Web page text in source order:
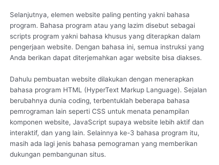
Selanjutnya, elemen website paling penting yakni bahasa
program. Bahasa program atau yang lazim disebut sebagai
scripts program yakni bahasa khusus yang diterapkan dalam
pengerjaan website. Dengan bahasa ini, semua instruksi yang
Anda berikan dapat diterjemahkan agar website bisa diakses.
Dahulu pembuatan website dilakukan dengan menerapkan
bahasa program HTML (HyperText Markup Language). Sejalan
berubahnya dunia coding, terbentuklah beberapa bahasa
pemrograman lain seperti CSS untuk menata penampilan
komponen website, JavaScript supaya website lebih aktif dan
interaktif, dan yang lain. Selainnya ke-3 bahasa program itu,
masih ada lagi jenis bahasa pemograman yang memberikan
dukungan pembangunan situs.